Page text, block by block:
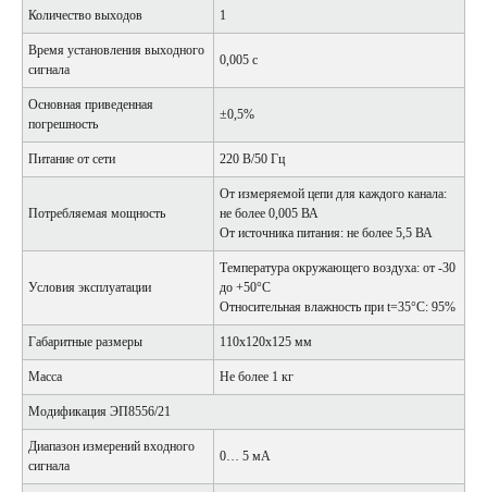
Количество выходов 1
Время установления выходного
сигнала
0,005 с
Основная приведенная
погрешность
±0,5%
Питание от сети 220 В/50 Гц
Потребляемая мощность
От измеряемой цепи для каждого канала:
не более 0,005 ВА
От источника питания: не более 5,5 ВА
Условия эксплуатации
Температура окружающего воздуха: от -30
до +50°С
Относительная влажность при t=35°С: 95%
Габаритные размеры 110х120х125 мм
Масса Не более 1 кг
Модификация ЭП8556/21
Диапазон измерений входного
сигнала
0… 5 мА